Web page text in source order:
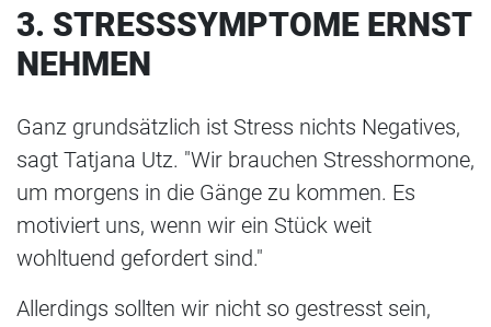
3. STRESSSYMPTOME ERNST
NEHMEN
Ganz grundsätzlich ist Stress nichts Negatives,
sagt Tatjana Utz. "Wir brauchen Stresshormone,
um morgens in die Gänge zu kommen. Es
motiviert uns, wenn wir ein Stück weit
wohltuend gefordert sind."
Allerdings sollten wir nicht so gestresst sein,